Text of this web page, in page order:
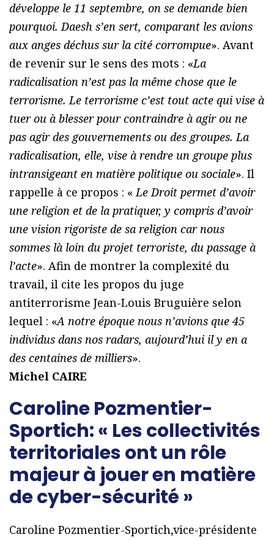
développe le 11 septembre, on se demande bien
pourquoi. Daesh s’en sert, comparant les avions
aux anges déchus sur la cité corrompue». Avant
de revenir sur le sens des mots : «La
radicalisation n’est pas la même chose que le
terrorisme. Le terrorisme c’est tout acte qui vise à
tuer ou à blesser pour contraindre à agir ou ne
pas agir des gouvernements ou des groupes. La
radicalisation, elle, vise à rendre un groupe plus
intransigeant en matière politique ou sociale». Il
rappelle à ce propos : «Le Droit permet d’avoir
une religion et de la pratiquer, y compris d’avoir
une vision rigoriste de sa religion car nous
sommes là loin du projet terroriste, du passage à
l’acte». Afin de montrer la complexité du
travail, il cite les propos du juge
antiterrorisme Jean-Louis Bruguière selon
lequel : «A notre époque nous n’avions que 45
individus dans nos radars, aujourd’hui il y en a
des centaines de milliers».
Michel CAIRE
Caroline Pozmentier-
Sportich: « Les collectivités
territoriales ont un rôle
majeur à jouer en matière
de cyber-sécurité »
Caroline Pozmentier-Sportich,vice-présidente